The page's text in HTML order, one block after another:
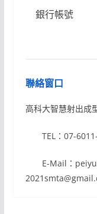
銀行帳號
聯絡窗口
高科大智慧射出成
TEL：07-
E-Mail：